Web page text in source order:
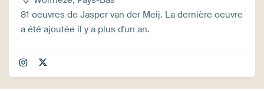
81 oeuvres de Jasper van der Meij. La dernière oeuvre
a été ajoutée il y a plus d'un an.